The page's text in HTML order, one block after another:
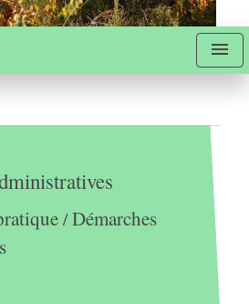
menu
/Démarches